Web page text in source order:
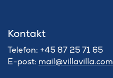
Kontakt
Telefon: +45 87 25 71 65
E-post: mail@villavilla.com